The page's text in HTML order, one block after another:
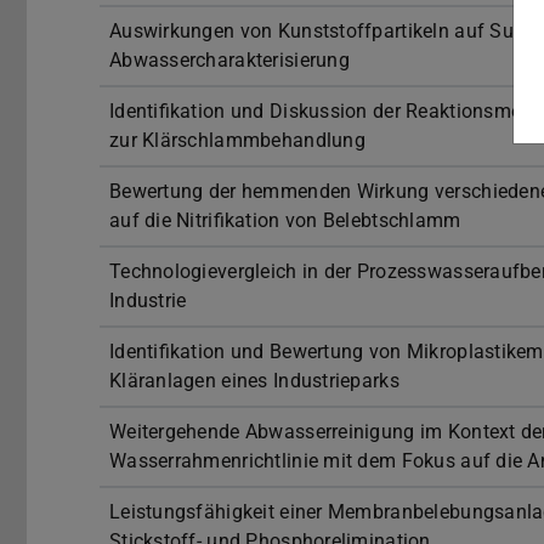
Auswirkungen von Kunststoffpartikeln auf
Abwassercharakterisierung
Identifikation und Diskussion der
zur Klärschlammbehandlung
Bewertung der hemmenden Wirkung
auf die Nitrifikation von Belebtschlamm
Technologievergleich in der
Industrie
Identifikation und Bewertung von
Kläranlagen eines Industrieparks
Weitergehende Abwasserreinigung im Kontext
Wasserrahmenrichtlinie mit dem Fokus auf die
Leistungsfähigkeit einer